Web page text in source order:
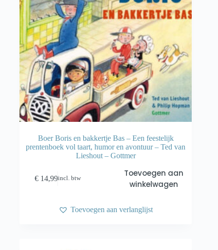
Boer Boris en bakkertje Bas – Een feestelijk
prentenboek vol taart, humor en avontuur – Ted van
Lieshout – Gottmer
€ 14,99incl. btw
Toevoegen aan
winkelwagen
Toevoegen aan verlanglijst